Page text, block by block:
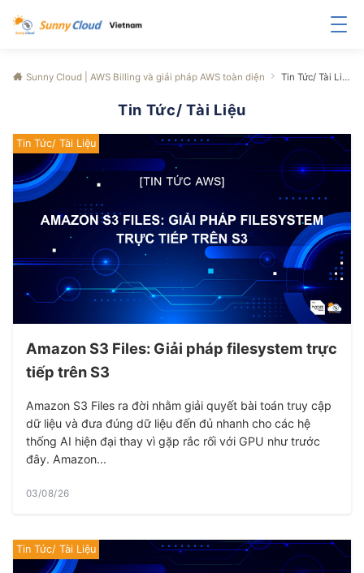
Sunny Cloud | AWS Billing và giải pháp AWS toàn diện Tin Tức/ Tài Liệu
Tin Tức/ Tài Liệu
Tin Tức/ Tài Liệu
Amazon S3 Files: Giải pháp filesystem trực
tiếp trên S3
Amazon S3 Files ra đời nhằm giải quyết bài toán truy cập
dữ liệu và đưa đúng dữ liệu đến đủ nhanh cho các hệ
thống AI hiện đại thay vì gặp rắc rối với GPU như trước
đây. Amazon...
03/08/26
Tin Tức/ Tài Liệu